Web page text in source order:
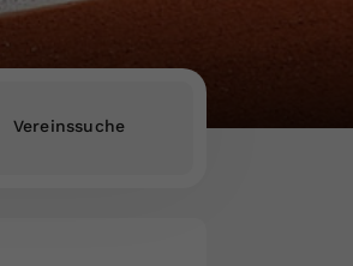
Vereinssuche